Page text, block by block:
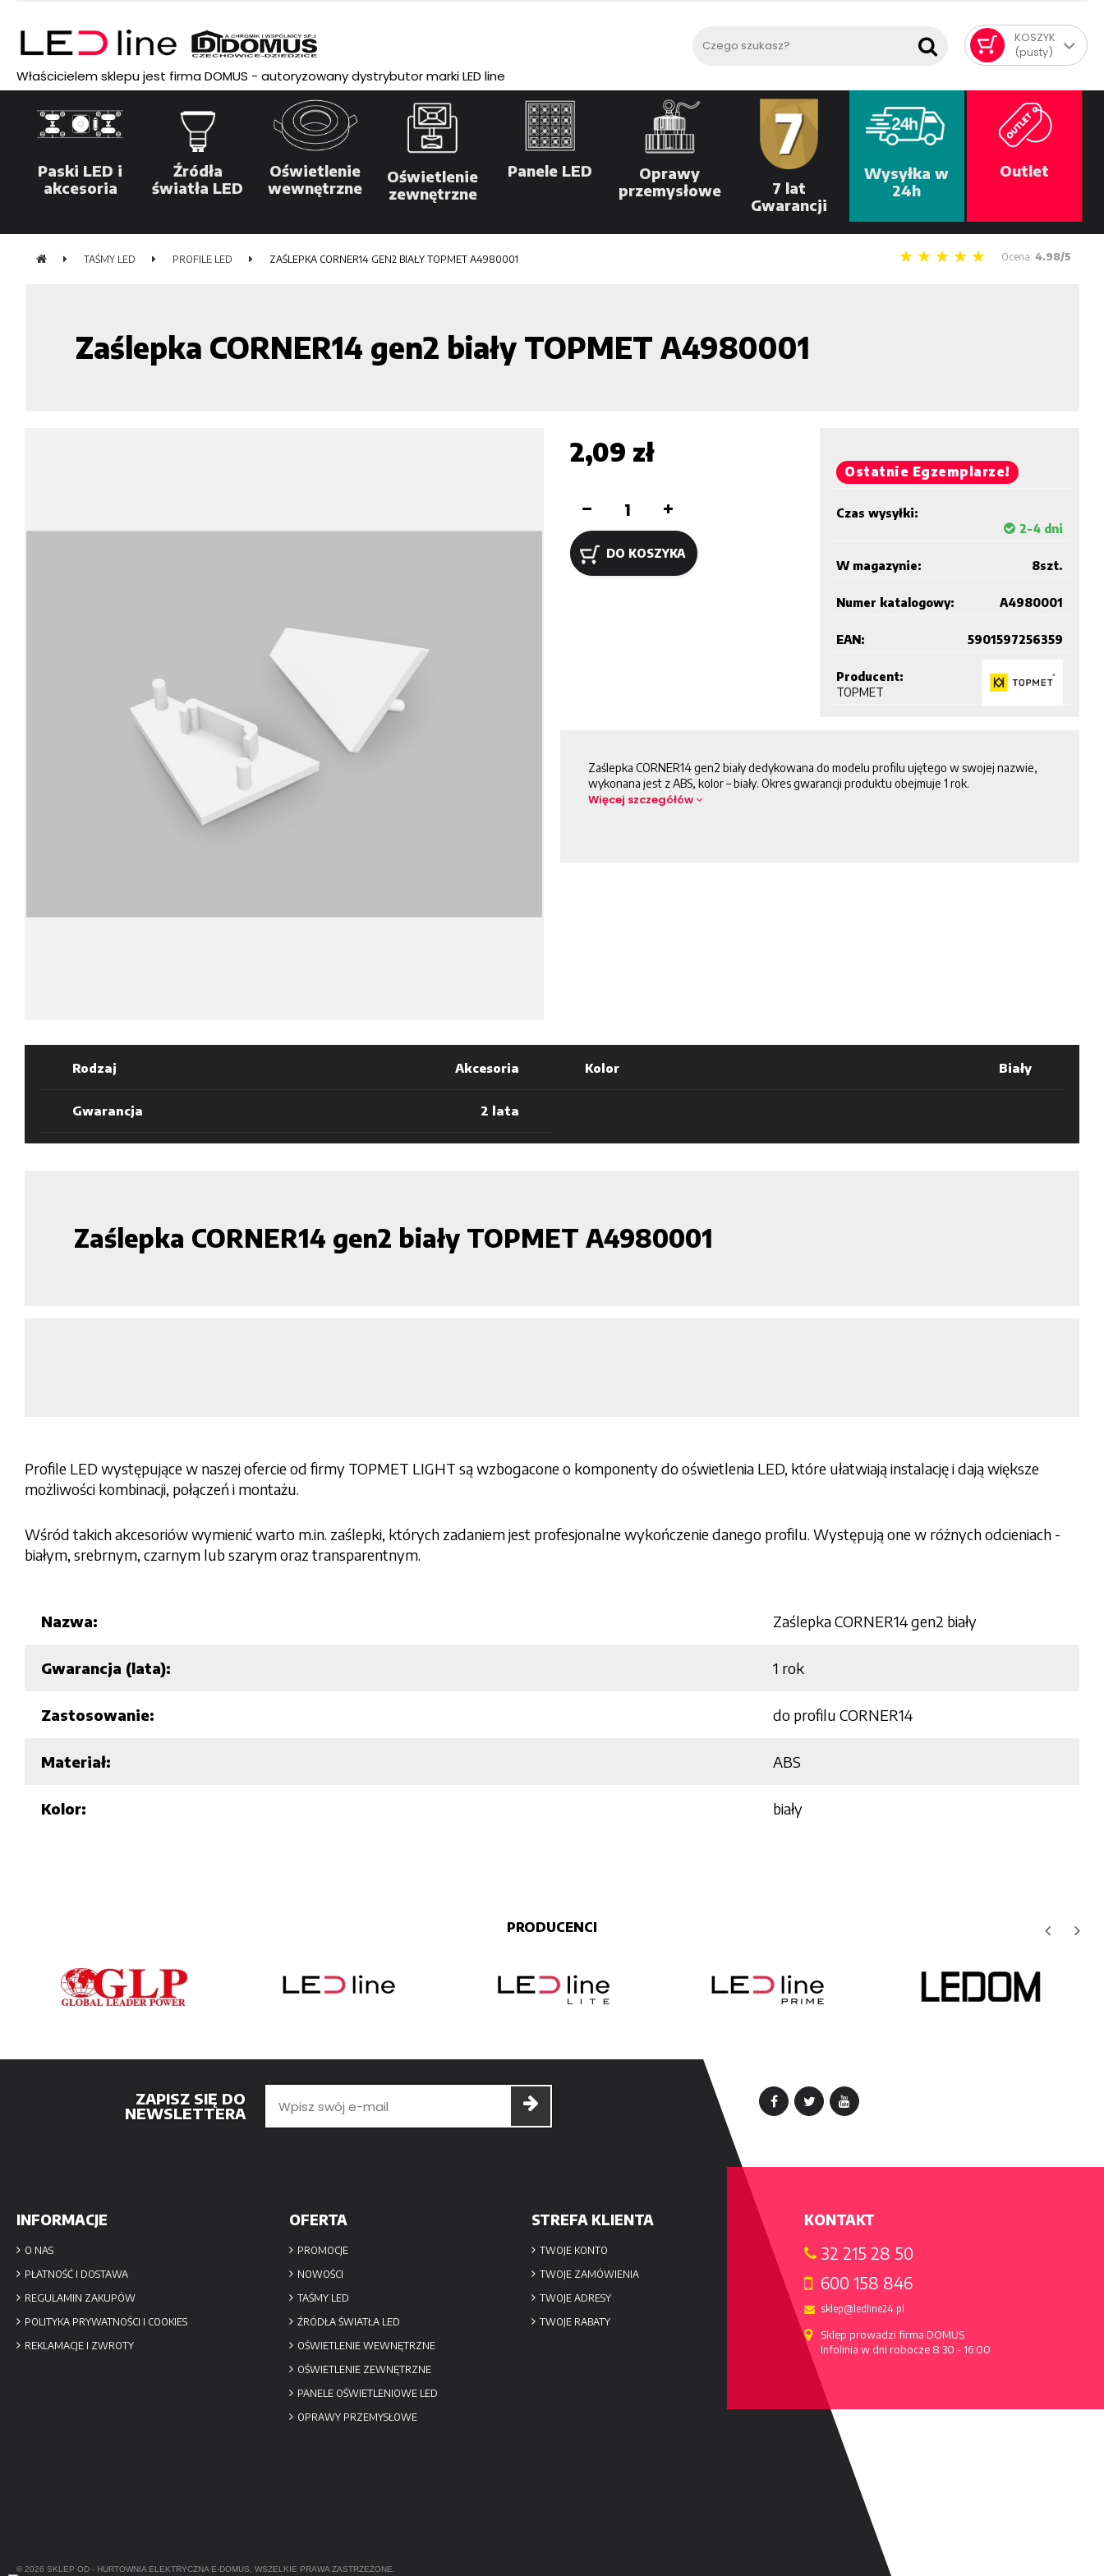
KOSZYK
(pusty)
Właścicielem sklepu jest firma DOMUS - autoryzowany dystrybutor marki LED line
Paski LED i
akcesoria
Źródła
światła LED
Oświetlenie
wewnętrzne
Oświetlenie
zewnętrzne
Panele LED
Oprawy
przemysłowe
7 lat
Gwarancji
Wysyłka w
24h
Outlet
TAŚMY LED PROFILE LED ZAŚLEPKA CORNER14 GEN2 BIAŁY TOPMET A4980001 Ocena: 4.98/5
Zaślepka CORNER14 gen2 biały TOPMET A4980001
2,09 zł
DO KOSZYKA
Ostatnie Egzemplarze!
Czas wysyłki:
2-4 dni
W magazynie: szt.
8
Numer katalogowy: A4980001
EAN: 5901597256359
Producent:
TOPMET
Zaślepka CORNER14 gen2 biały dedykowana do modelu profilu ujętego w swojej nazwie,
wykonana jest z ABS, kolor – biały. Okres gwarancji produktu obejmuje 1 rok.
Więcej szczegółów
Rodzaj Akcesoria Kolor Biały
Gwarancja 2 lata
Zaślepka CORNER14 gen2 biały TOPMET A4980001
Profile LED występujące w naszej ofercie od firmy TOPMET LIGHT są wzbogacone o komponenty do oświetlenia LED, które ułatwiają instalację i dają większe
możliwości kombinacji, połączeń i montażu.
Wśród takich akcesoriów wymienić warto m.in. zaślepki, których zadaniem jest profesjonalne wykończenie danego profilu. Występują one w różnych odcieniach -
białym, srebrnym, czarnym lub szarym oraz transparentnym.
Nazwa: Zaślepka CORNER14 gen2 biały
Gwarancja (lata): 1 rok
Zastosowanie: do profilu CORNER14
Materiał: ABS
Kolor: biały
PRODUCENCI
ZAPISZ SIĘ DO
NEWSLETTERA
INFORMACJE
O NAS
PŁATNOŚĆ I DOSTAWA
REGULAMIN ZAKUPÓW
POLITYKA PRYWATNOŚCI I COOKIES
REKLAMACJE I ZWROTY
OFERTA
PROMOCJE
NOWOŚCI
TAŚMY LED
ŹRÓDŁA ŚWIATŁA LED
OŚWIETLENIE WEWNĘTRZNE
OŚWIETLENIE ZEWNĘTRZNE
PANELE OŚWIETLENIOWE LED
OPRAWY PRZEMYSŁOWE
STREFA KLIENTA
TWOJE KONTO
TWOJE ZAMÓWIENIA
TWOJE ADRESY
TWOJE RABATY
KONTAKT
32 215 28 50
600 158 846
sklep@ledline24.pl
Sklep prowadzi firma DOMUS
Infolinia w dni robocze 8:30 - 16:00
© 2026 SKLEP OD - HURTOWNIA ELEKTRYCZNAE-DOMUS. WSZELKIE PRAWA ZASTRZEŻONE.